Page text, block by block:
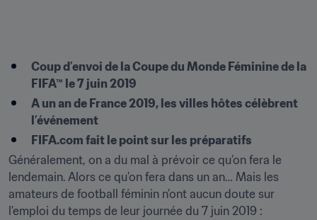
Coup d’envoi de la Coupe du Monde Féminine de la
FIFA™ le 7 juin 2019
A un an de France 2019, les villes hôtes célèbrent
l’événement
FIFA.com fait le point sur les préparatifs
Généralement, on a du mal à prévoir ce qu’on fera le
lendemain. Alors ce qu’on fera dans un an… Mais les
amateurs de football féminin n’ont aucun doute sur
l'emploi du temps de leur journée du 7 juin 2019 :